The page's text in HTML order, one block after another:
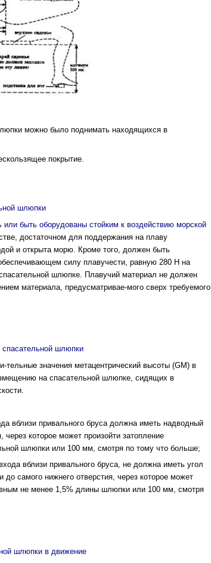
можно было поднимать нахо­дящихся в
покрытие.
шлюпки
быть оборудованы стойким к воздействию морской
достаточном для поддержания на плаву
и открыта морю. Кроме того, должен быть
силу плавучести, равную 280 Н на
шлюпке. Плавучий материал не должен
материала, предусматривае-мого сверх тре­буемого
спасательной шлюпки
значения метацентрический высоты (GM) в
на спасательной шлюпке, сидящих в
вблизи привального бруса дол­жна иметь надводный
которое может произойти затопление
шлюпки или 100 мм, смотря по тому что больше;
вблизи привального бру­са, не должна иметь угол
самого нижнего отверстия, через которое может
не менее 1,5% длины шлюпки или 100 мм, смотря
шлюпки в движение